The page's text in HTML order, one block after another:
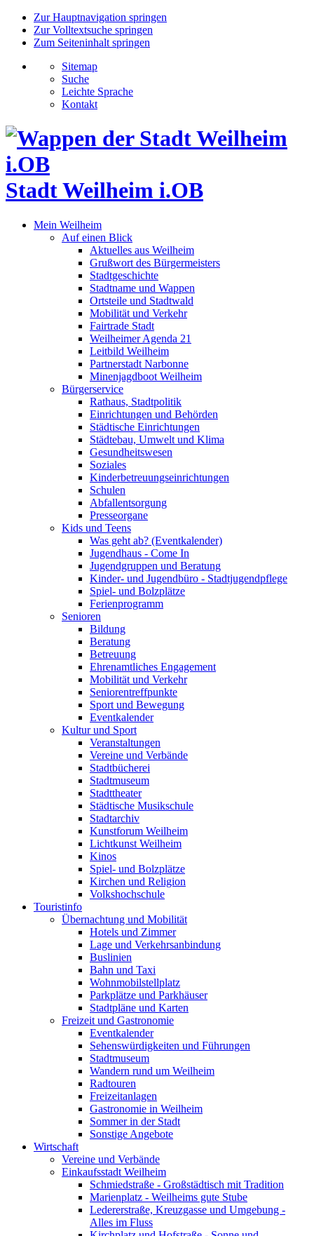
Zur Hauptnavigation springen
Zur Volltextsuche springen
Zum Seiteninhalt springen
Sitemap
Suche
Leichte Sprache
Kontakt
Stadt Weilheim i.OB
Mein Weilheim
Auf einen Blick
Aktuelles aus Weilheim
Grußwort des Bürgermeisters
Stadtgeschichte
Stadtname und Wappen
Ortsteile und Stadtwald
Mobilität und Verkehr
Fairtrade Stadt
Weilheimer Agenda 21
Leitbild Weilheim
Partnerstadt Narbonne
Minenjagdboot Weilheim
Bürgerservice
Rathaus, Stadtpolitik
Einrichtungen und Behörden
Städtische Einrichtungen
Städtebau, Umwelt und Klima
Gesundheitswesen
Soziales
Kinderbetreuungseinrichtungen
Schulen
Abfallentsorgung
Presseorgane
Kids und Teens
Was geht ab? (Eventkalender)
Jugendhaus - Come In
Jugendgruppen und Beratung
Kinder- und Jugendbüro - Stadtjugendpflege
Spiel- und Bolzplätze
Ferienprogramm
Senioren
Bildung
Beratung
Betreuung
Ehrenamtliches Engagement
Mobilität und Verkehr
Seniorentreffpunkte
Sport und Bewegung
Eventkalender
Kultur und Sport
Veranstaltungen
Vereine und Verbände
Stadtbücherei
Stadtmuseum
Stadttheater
Städtische Musikschule
Stadtarchiv
Kunstforum Weilheim
Lichtkunst Weilheim
Kinos
Spiel- und Bolzplätze
Kirchen und Religion
Volkshochschule
Touristinfo
Übernachtung und Mobilität
Hotels und Zimmer
Lage und Verkehrsanbindung
Buslinien
Bahn und Taxi
Wohnmobilstellplatz
Parkplätze und Parkhäuser
Stadtpläne und Karten
Freizeit und Gastronomie
Eventkalender
Sehenswürdigkeiten und Führungen
Stadtmuseum
Wandern rund um Weilheim
Radtouren
Freizeitanlagen
Gastronomie in Weilheim
Sommer in der Stadt
Sonstige Angebote
Wirtschaft
Vereine und Verbände
Einkaufsstadt Weilheim
Schmiedstraße - Großstädtisch mit Tradition
Marienplatz - Weilheims gute Stube
Ledererstraße, Kreuzgasse und Umgebung -
Alles im Fluss